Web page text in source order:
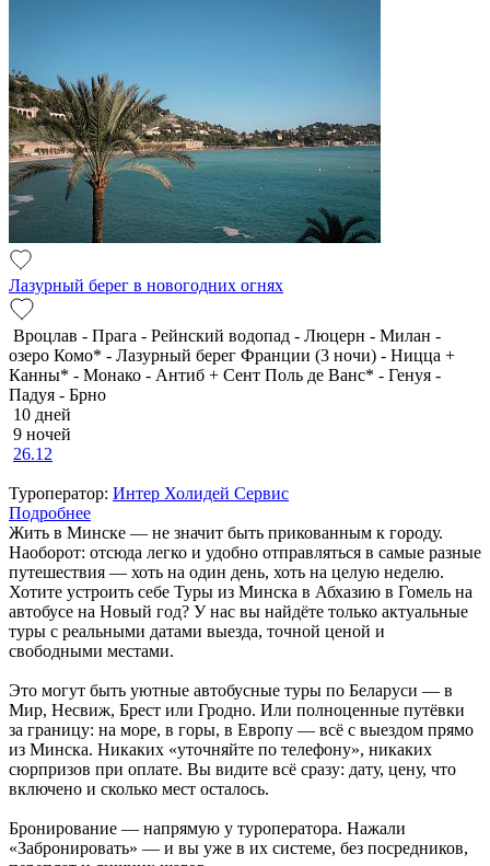
Лазурный берег в новогодних огнях
Вроцлав - Прага - Рейнский водопад - Люцерн - Милан -
озеро Комо* - Лазурный берег Франции (3 ночи) - Ницца +
Канны* - Монако - Антиб + Сент Поль де Ванс* - Генуя -
Падуя - Брно
10 дней
9 ночей
26.12
Туроператор: Интер Холидей Сервис
Подробнее
Жить в Минске — не значит быть прикованным к городу.
Наоборот: отсюда легко и удобно отправляться в самые разные
путешествия — хоть на один день, хоть на целую неделю.
Хотите устроить себе Туры из Минска в Абхазию в Гомель на
автобусе на Новый год? У нас вы найдёте только актуальные
туры с реальными датами выезда, точной ценой и
свободными местами.
Это могут быть уютные автобусные туры по Беларуси — в
Мир, Несвиж, Брест или Гродно. Или полноценные путёвки
за границу: на море, в горы, в Европу — всё с выездом прямо
из Минска. Никаких «уточняйте по телефону», никаких
сюрпризов при оплате. Вы видите всё сразу: дату, цену, что
включено и сколько мест осталось.
Бронирование — напрямую у туроператора. Нажали
«Забронировать» — и вы уже в их системе, без посредников,